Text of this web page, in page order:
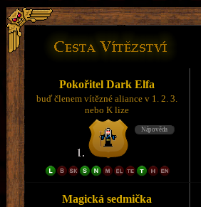
Pokořitel Dark Elfa
buď členem vítězné aliance v 1. 2. 3.
nebo K lize
Magická sedmička